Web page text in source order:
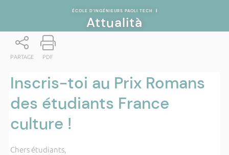
ÉCOLE D'INGÉNIEURS PAOLI TECH |
Attualità
PARTAGE PDF
Inscris-toi au Prix Romans
des étudiants France
culture !
Chers étudiants,